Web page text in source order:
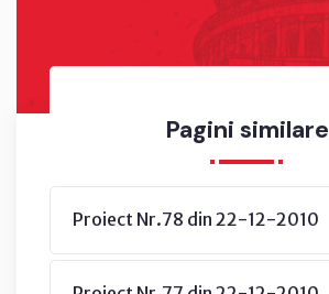
Pagini similare
Proiect Nr.78 din 22-12-2010